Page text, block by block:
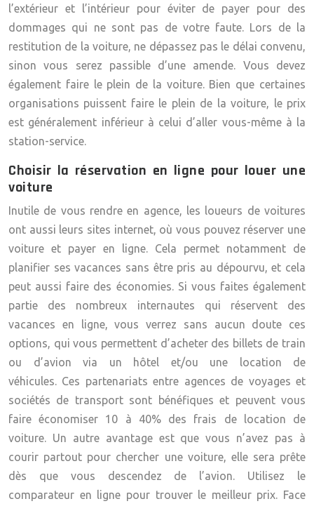
l’extérieur et l’intérieur pour éviter de payer pour des
dommages qui ne sont pas de votre faute. Lors de la
restitution de la voiture, ne dépassez pas le délai convenu,
sinon vous serez passible d’une amende. Vous devez
également faire le plein de la voiture. Bien que certaines
organisations puissent faire le plein de la voiture, le prix
est généralement inférieur à celui d’aller vous-même à la
station-service.
Choisir la réservation en ligne pour louer une
voiture
Inutile de vous rendre en agence, les loueurs de voitures
ont aussi leurs sites internet, où vous pouvez réserver une
voiture et payer en ligne. Cela permet notamment de
planifier ses vacances sans être pris au dépourvu, et cela
peut aussi faire des économies. Si vous faites également
partie des nombreux internautes qui réservent des
vacances en ligne, vous verrez sans aucun doute ces
options, qui vous permettent d’acheter des billets de train
ou d’avion via un hôtel et/ou une location de
véhicules. Ces partenariats entre agences de voyages et
sociétés de transport sont bénéfiques et peuvent vous
faire économiser 10 à 40% des frais de location de
voiture. Un autre avantage est que vous n’avez pas à
courir partout pour chercher une voiture, elle sera prête
dès que vous descendez de l’avion. Utilisez le
comparateur en ligne pour trouver le meilleur prix. Face